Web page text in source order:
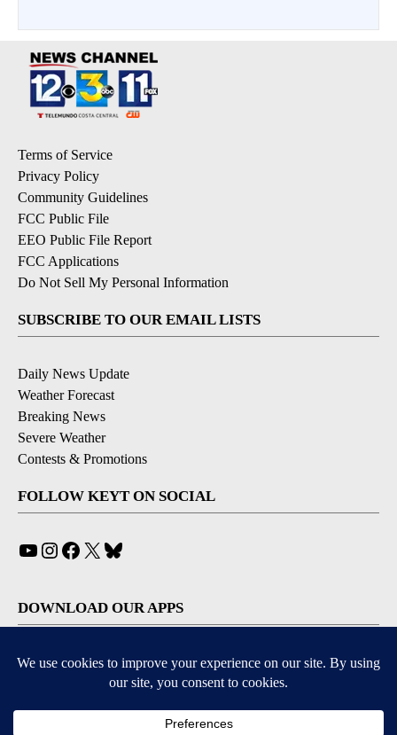
Terms of Service
Privacy Policy
Community Guidelines
FCC Public File
EEO Public File Report
FCC Applications
Do Not Sell My Personal Information
SUBSCRIBE TO OUR EMAIL LISTS
Daily News Update
Weather Forecast
Breaking News
Severe Weather
Contests & Promotions
FOLLOW KEYT ON SOCIAL
YouTube
Instagram
Facebook
X
DOWNLOAD OUR APPS
Available for iOS and Android